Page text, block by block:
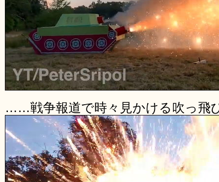
……戦争報道で時々見かける吹っ飛